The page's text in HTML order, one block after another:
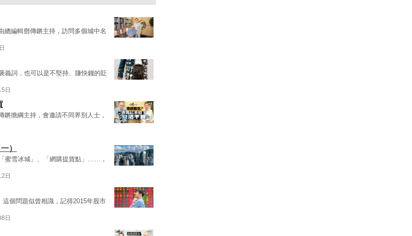
總編輯鄧傳鏘主持，訪問多個城中名
義詞，也可以是不堅持、賺快錢的貶
日
鏘擔綱主持，會邀請不同界別人士，
）
蜜雪冰城」、「網購提貨點」……，
日
個問題似曾相識，記得2015年股市
日